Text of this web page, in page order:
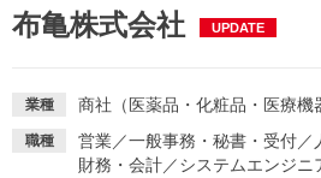
イベントを探す スカウト
布亀株式会社 UPDATE
業種 商社（医薬品・化粧品・医療機
職種 営業／一般事務・秘書・受付／
財務・会計／システムエンジニ